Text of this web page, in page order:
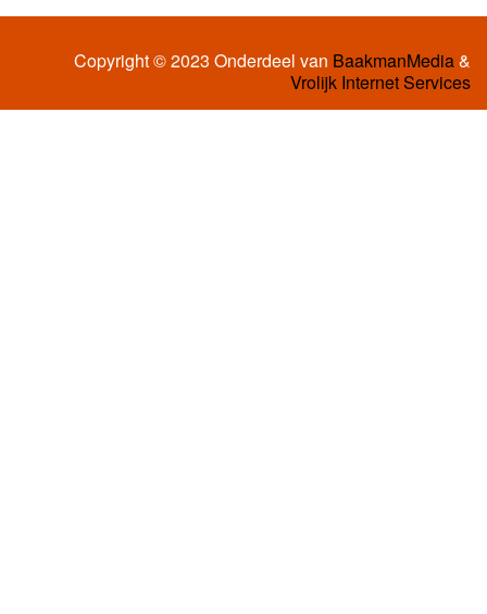
Copyright © 2023 Onderdeel van BaakmanMedia&
Vrolijk Internet Services